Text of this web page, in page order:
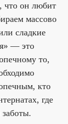
что он любит
массово
сладкие
— это
то,
кто
где